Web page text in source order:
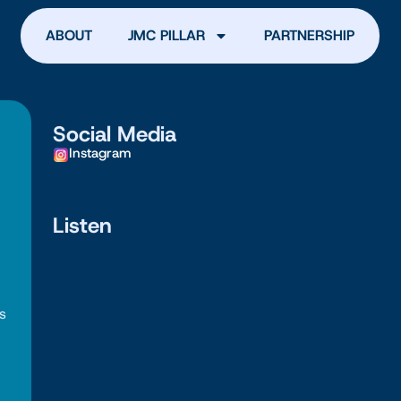
ABOUT JMC PILLAR PARTNERSHIP
Social Media
Instagram
Listen